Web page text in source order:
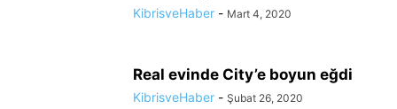
KibrisveHaber - Mart 4, 2020
Real evinde City’e boyun eğdi
KibrisveHaber - Şubat 26, 2020